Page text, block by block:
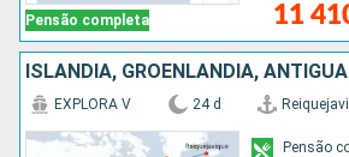
Pensão completa 11
EXPLORA V 24 d
Pensão